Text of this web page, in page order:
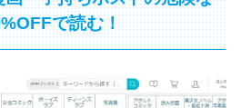
で読む！